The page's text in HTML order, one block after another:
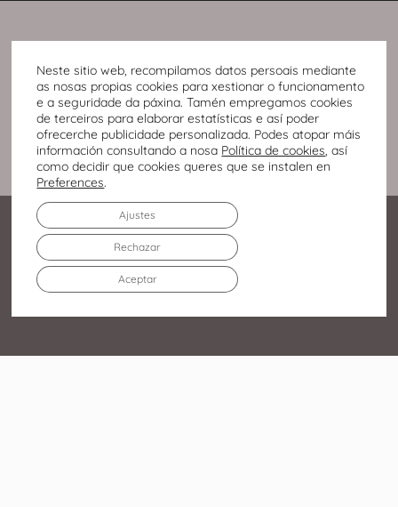
Neste sitio web, recompilamos datos persoais mediante
as nosas propias cookies para xestionar o funcionamento
e a seguridade da páxina. Tamén empregamos cookies
de terceiros para elaborar estatísticas e así poder
ofrecerche publicidade personalizada. Podes atopar máis
información consultando a nosa Política de cookies, así
como decidir que cookies queres que se instalen en
Preferences.
Aceptar
Rechazar
Ajustes